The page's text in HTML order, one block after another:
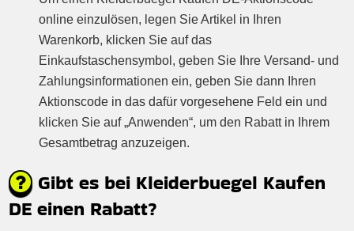
online einzulösen, legen Sie Artikel in Ihren
Warenkorb, klicken Sie auf das
Einkaufstaschensymbol, geben Sie Ihre Versand- und
Zahlungsinformationen ein, geben Sie dann Ihren
Aktionscode in das dafür vorgesehene Feld ein und
klicken Sie auf „Anwenden“, um den Rabatt in Ihrem
Gesamtbetrag anzuzeigen.
Gibt es bei Kleiderbuegel Kaufen
DE einen Rabatt?